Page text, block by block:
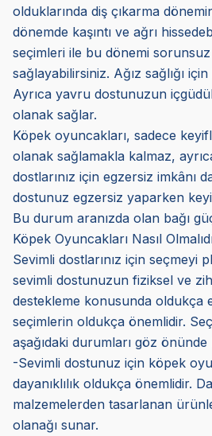
olduklarında diş çıkarma
dönemde kaşıntı ve ağrı
seçimleri ile bu dönemi
sağlayabilirsiniz. Ağız sağlığı
Ayrıca yavru dostunuzun
olanak sağlar.
Köpek oyuncakları, sadece
olanak sağlamakla kalmaz,
dostlarınız için egzersiz imkânı
dostunuz egzersiz yaparken
Bu durum aranızda olan bağı
Köpek Oyuncakları Nasıl
Sevimli dostlarınız için seçmeyi
sevimli dostunuzun fiziksel ve
destekleme konusunda oldukça
seçimlerin oldukça önemlidir.
aşağıdaki durumları göz
-Sevimli dostunuz için köpek
dayanıklılık oldukça önemlidir.
malzemelerden tasarlanan
olanağı sunar.